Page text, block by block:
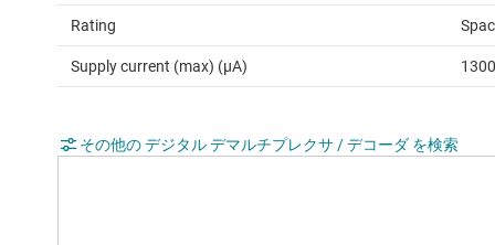
Rating
Supply current (max) (µA)
その他の デジタル デマルチプレクサ / デコーダ を検索